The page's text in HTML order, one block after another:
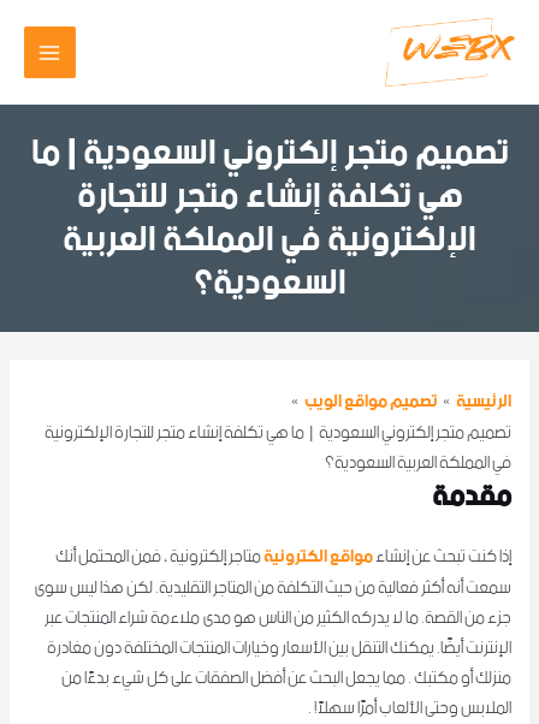
المحتوى
تصميم متجر إلكتروني السعودية | ما
هي تكلفة إنشاء متجر للتجارة
الإلكترونية في المملكة العربية
السعودية؟
الرئيسية تصميم مواقع الويب
تصميم متجر إلكتروني السعودية | ما هي تكلفة إنشاء متجر للتجارة الإلكترونية
في المملكة العربية السعودية؟
مقدمة
إذا كنت تبحث عن إنشاءمواقع الكترونيةمتاجر إلكترونية ، فمن المحتمل أنك
سمعت أنه أكثر فعالية من حيث التكلفة من المتاجر التقليدية. لكن هذا ليس سوى
جزء من القصة. ما لا يدركه الكثير من الناس هو مدى ملاءمة شراء المنتجات عبر
الإنترنت أيضًا. يمكنك التنقل بين الأسعار وخيارات المنتجات المختلفة دون مغادرة
منزلك أو مكتبك . مما يجعل البحث عن أفضل الصفقات على كل شيء بدءًا من
الملابس وحتى الألعاب أمرًا سهلاً! .